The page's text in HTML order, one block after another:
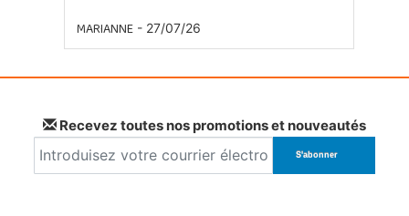
MARIANNE- 27/07/26
Recevez toutes nos promotions et nouveautés